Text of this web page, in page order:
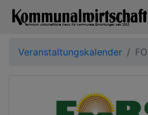
Veranstaltungskalender